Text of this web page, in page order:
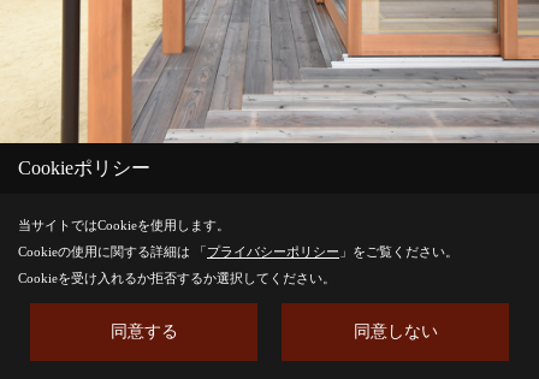
Cookieポリシー
当サイトではCookieを使用します。
Cookieの使用に関する詳細は 「プライバシーポリシー 」をご覧ください。
Cookieを受け入れるか拒否するか選択してください。
同意する 同意しない